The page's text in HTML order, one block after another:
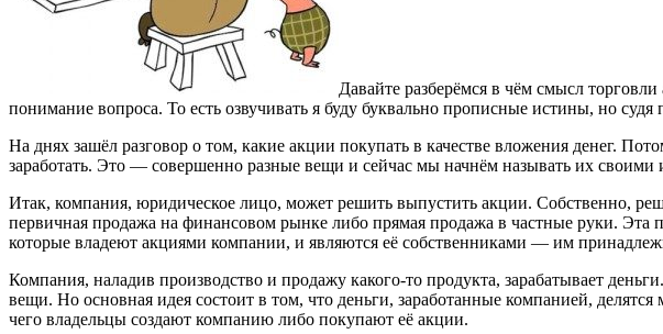
Давайте разберёмся в чём смысл
понимание вопроса. То есть озвучивать я буду буквально прописные истины, но
На днях зашёл разговор о том, какие акции покупать в качестве вложения денег.
заработать. Это — совершенно разные вещи и сейчас мы начнём называть их своими
Итак, компания, юридическое лицо, может решить выпустить акции. Собственно,
первичная продажа на финансовом рынке либо прямая продажа в частные руки. Эта
которые владеют акциями компании, и являются её собственниками — им
Компания, наладив производство и продажу какого-то продукта, зарабатывает
вещи. Но основная идея состоит в том, что деньги, заработанные компанией,
чего владельцы создают компанию либо покупают её акции.